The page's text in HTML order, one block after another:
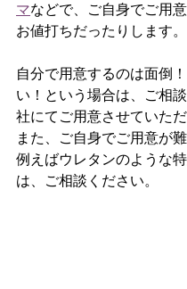
マなどで、ご自身でご用
お値打ちだったりします。
自分で用意するのは面倒
い！という場合は、ご相
社にてご用意させていただ
また、ご自身でご用意が難
例えばウレタンのような
は、ご相談ください。